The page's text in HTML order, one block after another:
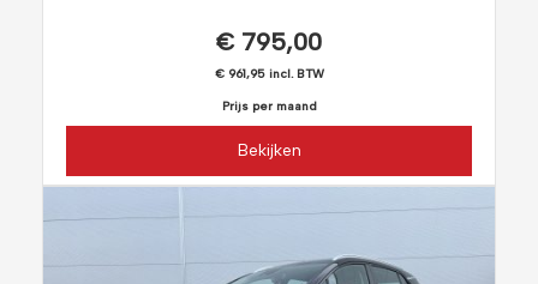
€ 795,00
€ 961,95 incl. BTW
Prijs per maand
Bekijken